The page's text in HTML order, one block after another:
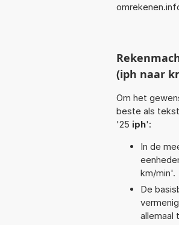
(iph naar
Om het
beste als
'25 iph':
In de
km/min'.
De
allemaal